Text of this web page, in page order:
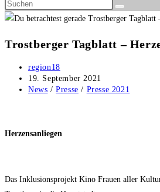
Diese
Website
Trostberger Tagblatt –
Beitrags-
Autor:
region18
Beitrag
veröffentlicht:
19. September 2021
Beitrags-
News / Presse / Presse 2021
Herzensanliegen
Das Inklusionsprojekt Kino Frauen aller